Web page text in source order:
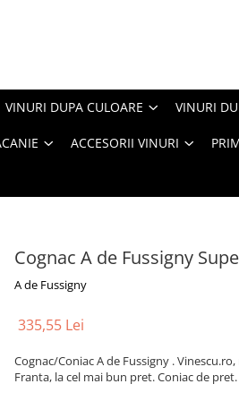
VINURI DUPA CULOARE VINURI
ACCESORII VINURI
Cognac A de Fussigny
A de Fussigny
335,55 Lei
Cognac/Coniac A de Fussigny .
Franta, la cel mai bun pret. Coniac de pret.